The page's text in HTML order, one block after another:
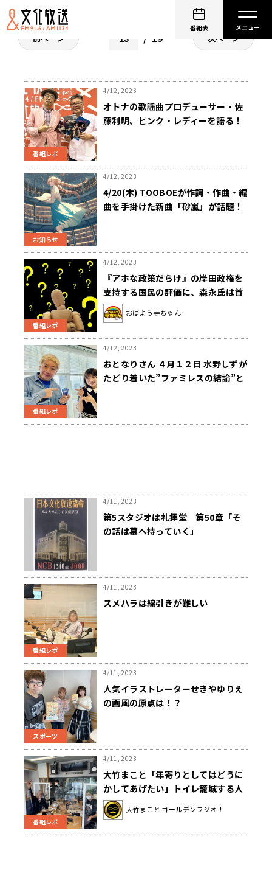
番組表
前ページ 19 次ページ
番組レポ
4/12, 2023
オトナの歌謡曲プロデューサー・佐
藤利明、ピンク・レディーを語る！
お知らせ
4/12, 2023
4/20(木) TOOBOEが作詞・作曲・編
曲を手掛けた新曲「砂嵐」が話題！
番組レポ
4/12, 2023
『アホな政策だらけ』の岸田政権を
支持する国民の評価に、森永氏は首
を傾げる
おはよう寺ちゃん
番組レポ
4/12, 2023
おとなりさん ４月１２日 水野しずが
たどり着いた”ファミレスの結論”と
4/11, 2023
第5スタジオは礼拝堂 第50章「そ
の話は墓へ持っていく」
番組レポ
4/11, 2023
スメハラは線引きが難しい
スポーツ
4/11, 2023
人気イラストレーターせきやゆりえ
の画風の原点は！？
番組レポ
4/11, 2023
大竹まこと「年寄りとしてはどうに
かしてあげたい」トイレ籠城する人
に屋上のススメ
大竹まこと ゴールデンラジオ！